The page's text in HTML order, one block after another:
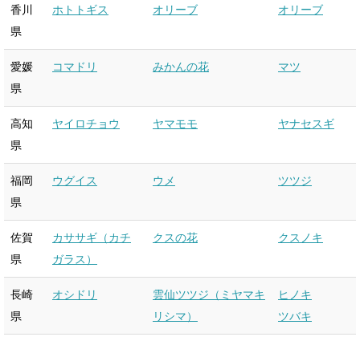
香川
県
ホトトギス オリーブ オリーブ
愛媛
県
コマドリ みかんの花 マツ
高知
県
ヤイロチョウ ヤマモモ ヤナセスギ
福岡
県
ウグイス ウメ ツツジ
佐賀
県
カササギ（カチ
ガラス）
クスの花 クスノキ
長崎
県
オシドリ
雲仙ツツジ（ミヤマキ
リシマ）
ヒノキ
ツバキ